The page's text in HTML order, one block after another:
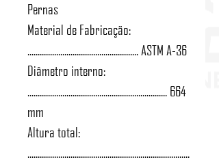
Pernas
Material de Fabricação:
...................................................... ASTM A-36
Diâmetro interno:
.................................................................... 664
mm
Altura total:
...............................................................................